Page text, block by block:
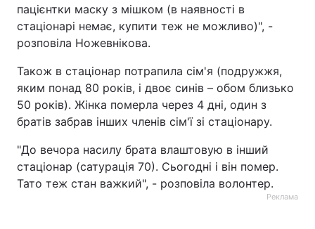
пацієнтки маску з мішком (в наявності в
стаціонарі немає, купити теж не можливо)", -
розповіла Ножевнікова.
Також в стаціонар потрапила сім'я (подружжя,
яким понад 80 років, і двоє синів – обом близько
50 років). Жінка померла через 4 дні, один з
братів забрав інших членів сім'ї зі стаціонару.
"До вечора насилу брата влаштовую в інший
стаціонар (сатурація 70). Сьогодні і він помер.
Тато теж стан важкий", - розповіла волонтер.
Реклама